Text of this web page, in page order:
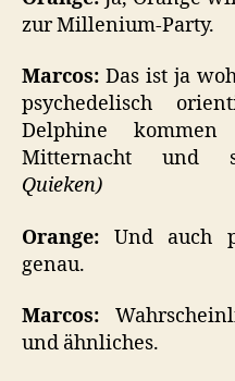
zur Millenium-Party.
Marcos: Das ist ja
psychedelisch
Delphine
Mitternacht und
Quieken)
Orange: Und auch
genau.
Marcos:
und ähnliches.